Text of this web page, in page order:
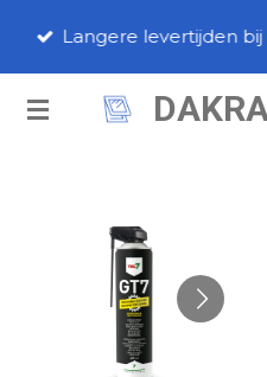
de
Langere levertijden